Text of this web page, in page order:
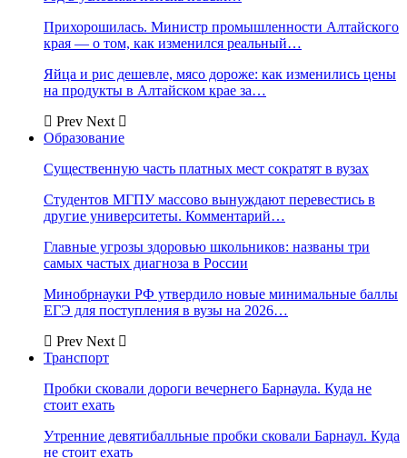
Прихорошилась. Министр промышленности Алтайского
края — о том, как изменился реальный…
Яйца и рис дешевле, мясо дороже: как изменились цены
на продукты в Алтайском крае за…
Prev Next
Образование
Существенную часть платных мест сократят в вузах
Студентов МГПУ массово вынуждают перевестись в
другие университеты. Комментарий…
Главные угрозы здоровью школьников: названы три
самых частых диагноза в России
Минобрнауки РФ утвердило новые минимальные баллы
ЕГЭ для поступления в вузы на 2026…
Prev Next
Транспорт
Пробки сковали дороги вечернего Барнаула. Куда не
стоит ехать
Утренние девятибалльные пробки сковали Барнаул. Куда
не стоит ехать